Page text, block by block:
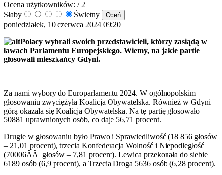
Ocena użytkowników: / 2
Słaby
Świetny
poniedziałek, 10 czerwca 2024 09:20
Polacy wybrali swoich przedstawicieli, którzy zasiądą w
ławach Parlamentu Europejskiego. Wiemy, na jakie partie
głosowali mieszkańcy Gdyni.
Za nami wybory do Europarlamentu 2024. W ogólnopolskim
głosowaniu zwyciężyła Koalicja Obywatelska. Również w Gdyni
górą okazała się Koalicja Obywatelska. Na tę partię głosowało
50881 uprawnionych osób, co daje 56,71 procent.
Drugie w głosowaniu było Prawo i Sprawiedliwość (18 856 głosów
– 21,01 procent), trzecia Konfederacja Wolność i Niepodległość
(70006ÂÂ głosów – 7,81 procent). Lewica przekonała do siebie
6189 osób (6,9 procent), a Trzecia Droga 5636 osób (6,28 procent).